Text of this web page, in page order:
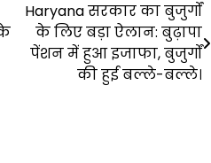
Haryana सरकार का बुजुर्गों
के लिए बड़ा ऐलान: बुढ़ापा
पेंशन में हुआ इजाफा, बुजुर्गों
की हुई बल्ले-बल्ले।